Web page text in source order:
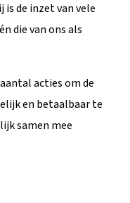
de inzet van vele
die van ons als
acties om de
en betaalbaar te
samen mee